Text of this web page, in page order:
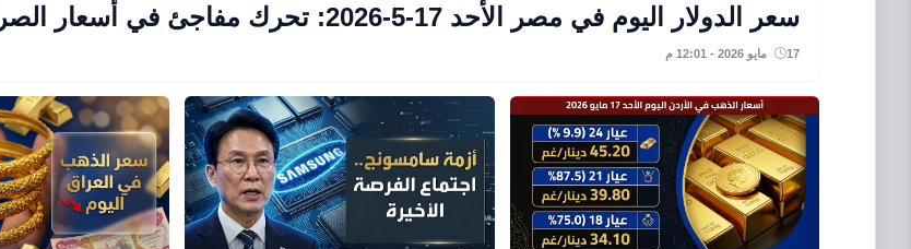
سعر الدولار اليوم في مصر الأحد 17-5-2026: تحرك مفاجئ في أسعار الصرف بالبنوك
17 مايو 2026 - 12:01 م